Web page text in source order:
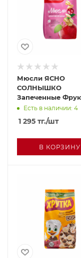
Мюсли ЯСНО
СОЛНЫШКО
Запеченные
ягодные 300г
Есть в наличии: 4
1 295 тг./шт
В КОРЗИНУ